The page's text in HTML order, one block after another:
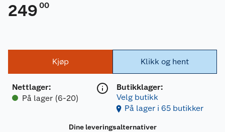
249 00
Kjøp
Nettlager:
På lager (6-20)
Klikk og hent
Butikklager:
Velg butikk
På lager i 65 butikker
Dine leveringsalternativer